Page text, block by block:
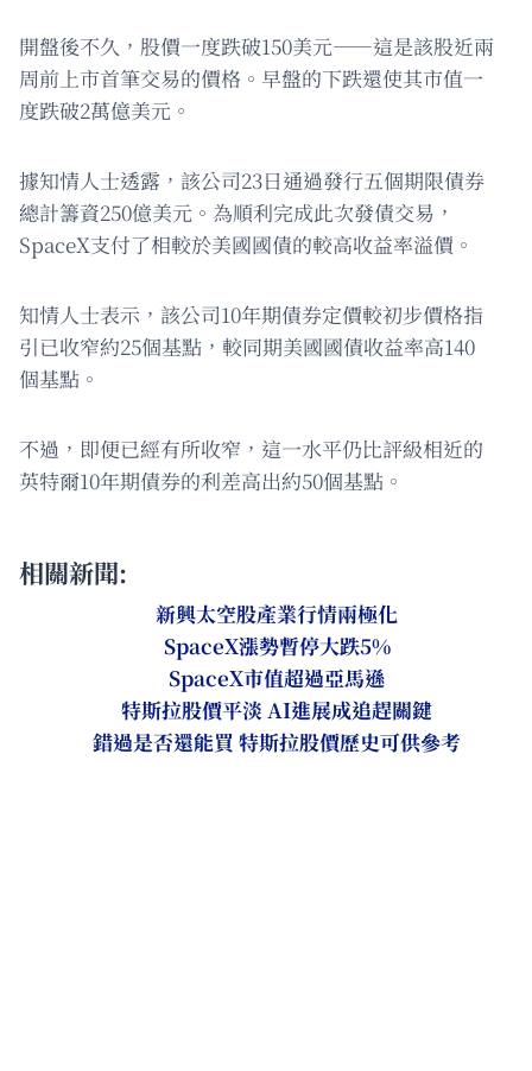
開盤後不久，股價一度跌破150美元——這是該股近兩
周前上市首筆交易的價格。早盤的下跌還使其市值一
度跌破2萬億美元。
據知情人士透露，該公司23日通過發行五個期限債券
總計籌資250億美元。為順利完成此次發債交易，
SpaceX支付了相較於美國國債的較高收益率溢價。
知情人士表示，該公司10年期債券定價較初步價格指
引已收窄約25個基點，較同期美國國債收益率高140
個基點。
不過，即便已經有所收窄，這一水平仍比評級相近的
英特爾10年期債券的利差高出約50個基點。
相關新聞:
新興太空股產業行情兩極化
SpaceX漲勢暫停大跌5%
SpaceX市值超過亞馬遜
特斯拉股價平淡 AI進展成追趕關鍵
錯過是否還能買 特斯拉股價歷史可供參考